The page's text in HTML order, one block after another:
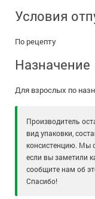
Условия
По рецепту
Назначение
Для взрослых по
Производитель
вид упаковки,
консистенцию. Мы
если вы заметили
сообщите нам об
Спасибо!